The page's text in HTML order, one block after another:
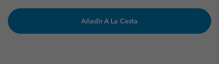
Añadir A La Cesta